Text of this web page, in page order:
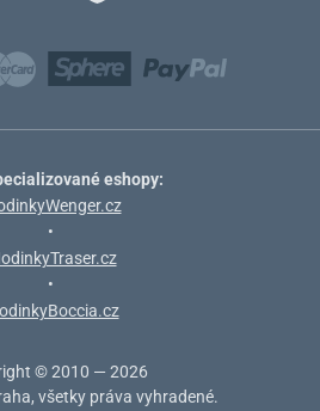
eshopy:
•
•
© 2010 — 2026
všetky práva vyhradené.